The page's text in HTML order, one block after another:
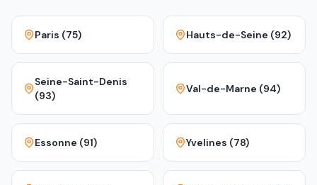
Paris (75) Hauts-de-Seine (92)
Seine-Saint-Denis
(93)
Val-de-Marne (94)
Essonne (91) Yvelines (78)